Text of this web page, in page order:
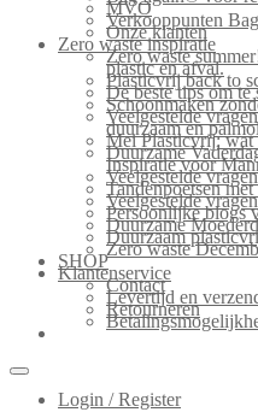
MVO
Verkooppunten
Onze klanten
Zero waste inspiratie
Zero waste
plastic en afval.
Plasticvrij back to
De beste tips om te
Schoonmaken
Veelgestelde
duurzaam en
Mei Plasticvrij: wat
Duurzame
Inspiratie voor
Veelgestelde
Tandenpoetsen
Veelgestelde
Persoonlijke blogs
Duurzame
Duurzaam
Zero waste
SHOP
Klantenservice
Contact
Levertijd en
Retourneren
Login / Register